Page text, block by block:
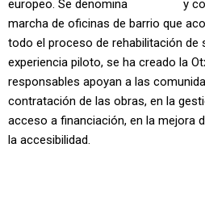
europeo. Se denomina
y
marcha de oficinas de barrio que
todo el proceso de rehabilitación de
experiencia piloto, se ha creado la
responsables apoyan a las
contratación de las obras, en la
acceso a financiación, en la mejora
la accesibilidad.